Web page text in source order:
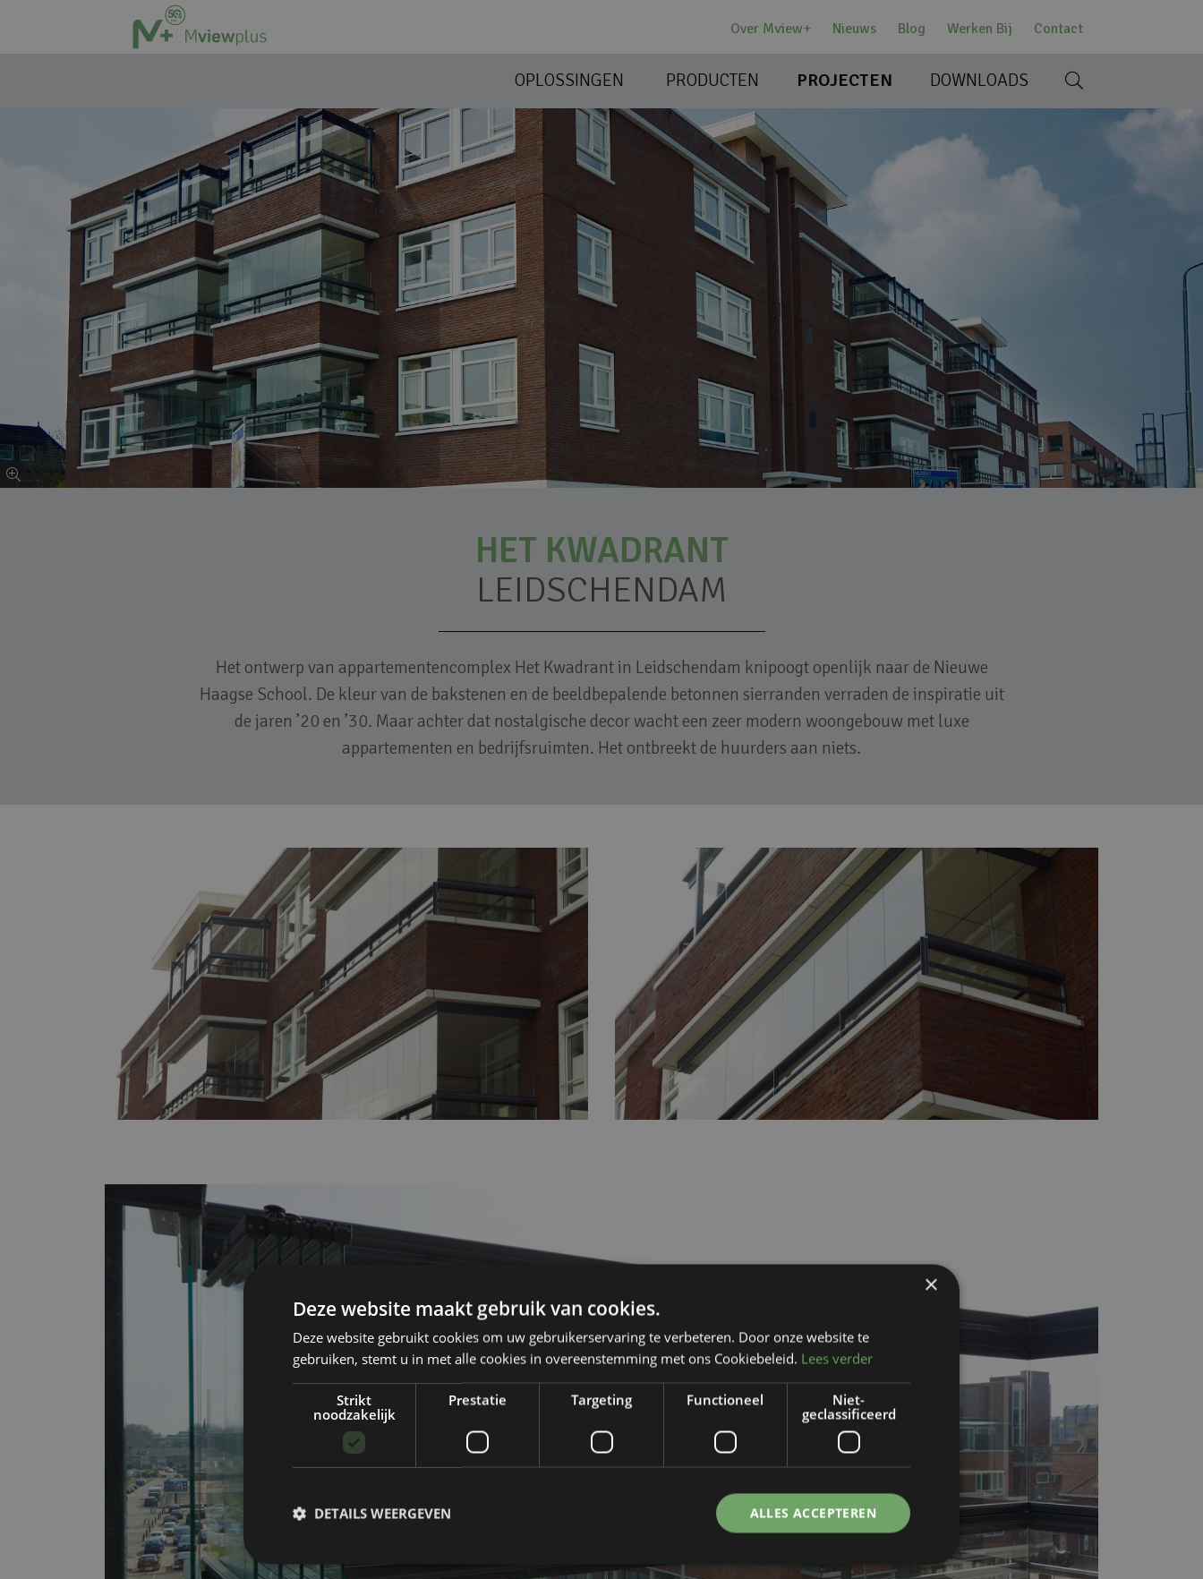
Over Mview+ Nieuws Blog Werken Bij Contact
OPLOSSINGEN PRODUCTEN PROJECTEN DOWNLOADS
HET KWADRANT
LEIDSCHENDAM
Het ontwerp van appartementencomplex Het Kwadrant in Leidschendam knipoogt openlijk naar de Nieuwe
Haagse School. De kleur van de bakstenen en de beeldbepalende betonnen sierranden verraden de inspiratie uit
de jaren ’20 en ’30. Maar achter dat nostalgische decor wacht een zeer modern woongebouw met luxe
appartementen en bedrijfsruimten. Het ontbreekt de huurders aan niets.
×
Deze website maakt gebruik van cookies.
Deze website gebruikt cookies om uw gebruikerservaring te verbeteren. Door onze website te
gebruiken, stemt u in met alle cookies in overeenstemming met ons Cookiebeleid. Lees verder
Strikt
noodzakelijk
Prestatie Targeting Functioneel
Niet-
geclassificeerd
ALLES ACCEPTEREN
DETAILS WEERGEVEN